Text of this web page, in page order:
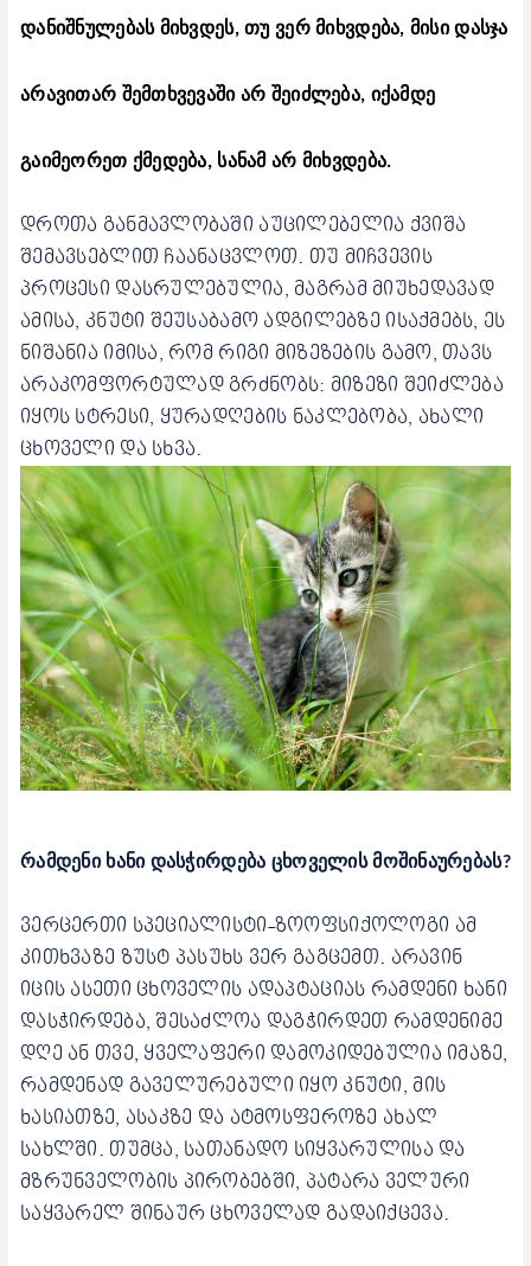
დანიშნულებას მიხვდეს, თუ ვერ მიხვდება, მისი დასჯა
არავითარ შემთხვევაში არ შეიძლება, იქამდე
გაიმეორეთ ქმედება, სანამ არ მიხვდება.
დროთა განმავლობაში აუცილებელია ქვიშა
შემავსებლით ჩაანაცვლოთ. თუ მიჩვევის
პროცესი დასრულებულია, მაგრამ მიუხედავად
ამისა, კნუტი შეუსაბამო ადგილებზე ისაქმებს, ეს
ნიშანია იმისა, რომ რიგი მიზეზების გამო, თავს
არაკომფორტულად გრძნობს: მიზეზი შეიძლება
იყოს სტრესი, ყურადღების ნაკლებობა, ახალი
ცხოველი და სხვა.
რამდენი ხანი დასჭირდება ცხოველის მოშინაურებას?
ვერცერთი სპეციალისტი-ზოოფსიქოლოგი ამ
კითხვაზე ზუსტ პასუხს ვერ გაგცემთ. არავინ
იცის ასეთი ცხოველის ადაპტაციას რამდენი ხანი
დასჭირდება, შესაძლოა დაგჭირდეთ რამდენიმე
დღე ან თვე, ყველაფერი დამოკიდებულია იმაზე,
რამდენად გაველურებული იყო კნუტი, მის
ხასიათზე, ასაკზე და ატმოსფეროზე ახალ
სახლში. თუმცა, სათანადო სიყვარულისა და
მზრუნველობის პირობებში, პატარა ველური
საყვარელ შინაურ ცხოველად გადაიქცევა.